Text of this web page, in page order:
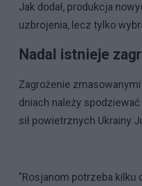
Jak dodał, produkcja
uzbrojenia, lecz tylko
Nadal istnieje
Zagrożenie
dniach należy
sił powietrznych Ukrainy
"Rosjanom potrzeba kilku